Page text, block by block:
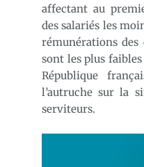
affectant au
des salariés les
rémunérations des
sont les plus
République
l’autruche sur la
serviteurs.